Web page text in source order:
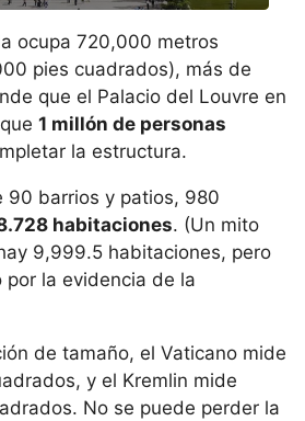
ocupa 720,000 metros
pies cuadrados), más de
que el Palacio del Louvre en
1 millón de personas
la estructura.
90 barrios y patios, 980
habitaciones. (Un mito
9,999.5 habitaciones, pero
la evidencia de la
de tamaño, el Vaticano mide
y el Kremlin mide
No se puede perder la